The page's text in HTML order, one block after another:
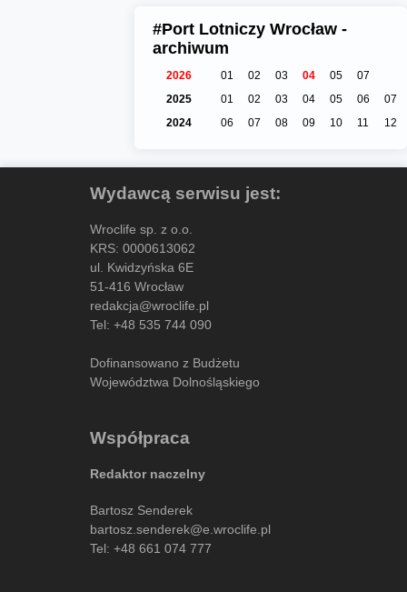
#Port Lotniczy Wrocław -
archiwum
2026 01 02 03 04 05
07
2025
01 02 03 04 05 06
07
2024
06 07 08 09 10 11 12
Wydawcą serwisu jest:
Wroclife sp. z o.o.
KRS: 0000613062
ul. Kwidzyńska 6E
51-416 Wrocław
redakcja@wroclife.pl
Tel: +48 535 744 090
Dofinansowano z Budżetu
Województwa Dolnośląskiego
Współpraca
Redaktor naczelny
Bartosz Senderek
bartosz.senderek@e.wroclife.pl
Tel: +48 661 074 777